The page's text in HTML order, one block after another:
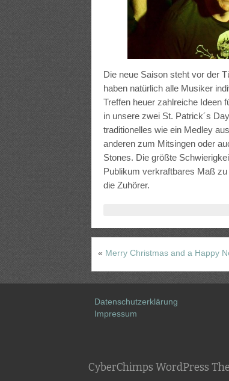
Die neue Saison steht vor der
haben natürlich alle Musiker
Treffen heuer zahlreiche Ideen
in unsere zwei St. Patrick´s
traditionelles wie ein Medley
anderen zum Mitsingen oder
Stones. Die größte
Publikum verkraftbares Maß
die Zuhörer.
« Merry Christmas and a Happy
Datenschutzerklärung
Impressum
CyberChimps WordPress